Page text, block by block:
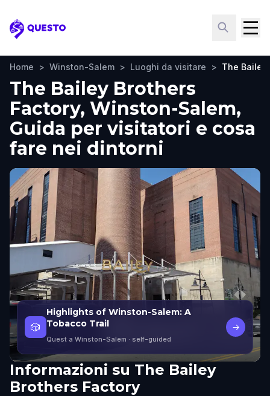
Questo
Home > Winston-Salem > Luoghi da visitare > The Bailey
The Bailey Brothers
Factory, Winston-Salem,
Guida per visitatori e cosa
fare nei dintorni
🎲
Highlights of Winston-Salem: A
Tobacco Trail
Quest a Winston-Salem · self-guided
→
Informazioni su The Bailey
Brothers Factory